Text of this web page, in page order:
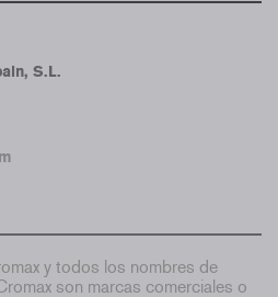
S.L.
y todos los nombres de
son marcas comerciales o